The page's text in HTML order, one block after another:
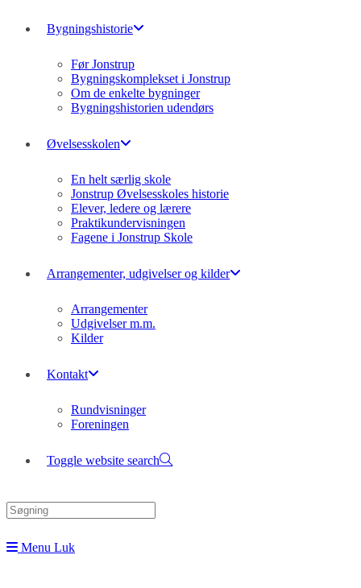
Bygningshistorie
Før Jonstrup
Bygningskomplekset i Jonstrup
Om de enkelte bygninger
Bygningshistorien udendørs
Øvelsesskolen
En helt særlig skole
Jonstrup Øvelsesskoles historie
Elever, ledere og lærere
Praktikundervisningen
Fagene i Jonstrup Skole
Arrangementer, udgivelser og kilder
Arrangementer
Udgivelser m.m.
Kilder
Kontakt
Rundvisninger
Foreningen
Toggle website search
Menu Luk